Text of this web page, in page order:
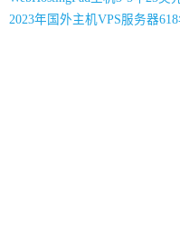
2023年国外主机VPS服务器